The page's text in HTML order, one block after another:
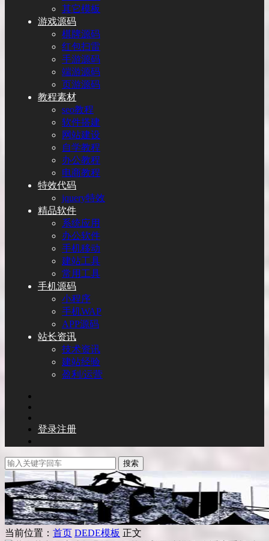
其它模板
游戏源码
棋牌源码
红包扫雷
手游源码
端游源码
页游源码
教程素材
seo教程
软件搭建
网站建设
自学教程
办公教程
电商教程
特效代码
jquery特效
精品软件
系统应用
办公软件
手机移动
建站工具
常用工具
手机源码
小程序
手机WAP
APP源码
站长资讯
技术资讯
建站经验
盈利/运营
登录注册
搜索
当前位置： 首页 DEDE模板 正文